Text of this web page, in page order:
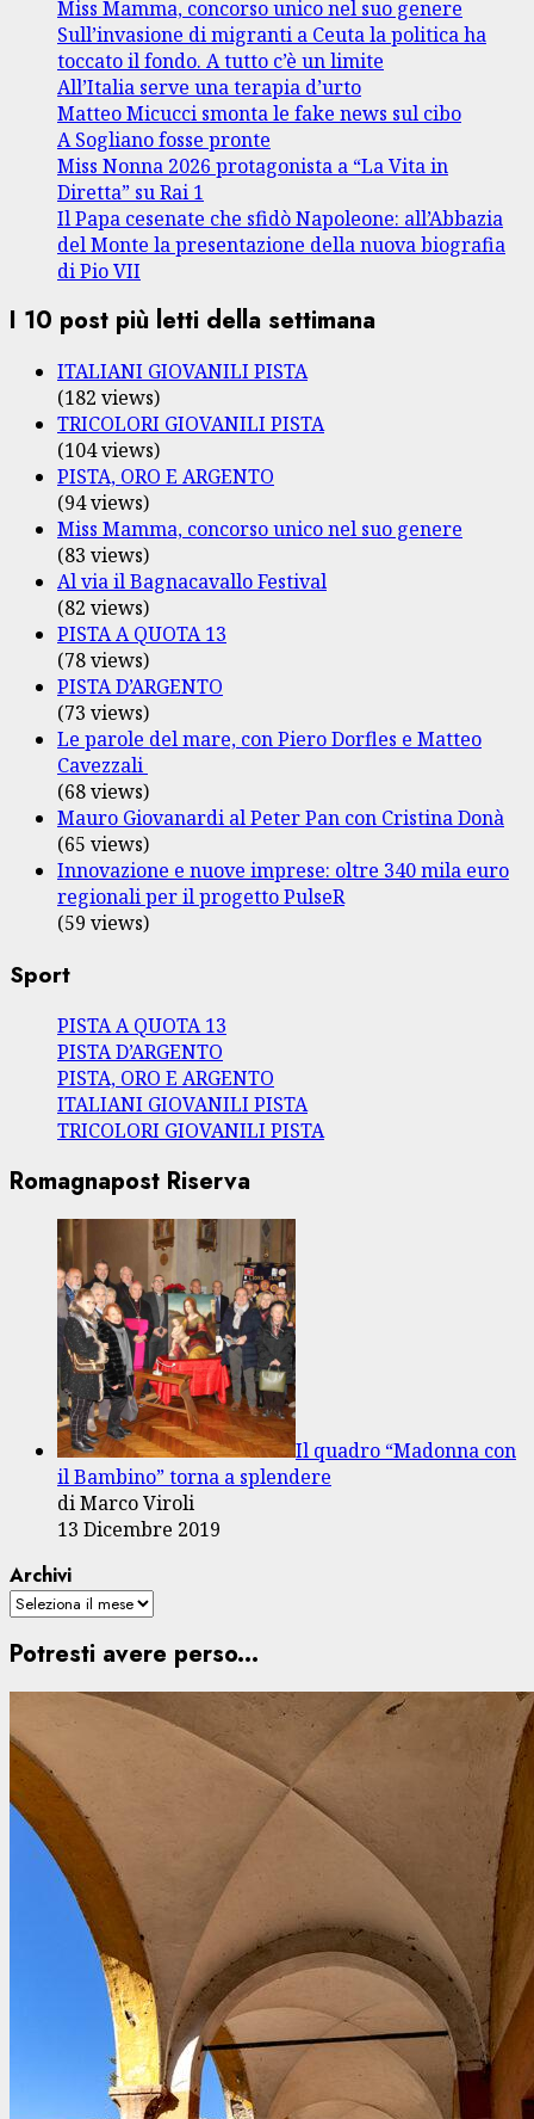
Miss Mamma, concorso unico nel suo genere
Sull’invasione di migranti a Ceuta la politica ha
toccato il fondo. A tutto c’è un limite
All’Italia serve una terapia d’urto
Matteo Micucci smonta le fake news sul cibo
A Sogliano fosse pronte
Miss Nonna 2026 protagonista a “La Vita in
Diretta” su Rai 1
Il Papa cesenate che sfidò Napoleone: all’Abbazia
del Monte la presentazione della nuova biografia
di Pio VII
I 10 post più letti della settimana
ITALIANI GIOVANILI PISTA
(182 views)
TRICOLORI GIOVANILI PISTA
(104 views)
PISTA, ORO E ARGENTO
(94 views)
Miss Mamma, concorso unico nel suo genere
(83 views)
Al via il Bagnacavallo Festival
(82 views)
PISTA A QUOTA 13
(78 views)
PISTA D’ARGENTO
(73 views)
Le parole del mare, con Piero Dorfles e Matteo
Cavezzali
(68 views)
Mauro Giovanardi al Peter Pan con Cristina Donà
(65 views)
Innovazione e nuove imprese: oltre 340 mila euro
regionali per il progetto PulseR
(59 views)
Sport
PISTA A QUOTA 13
PISTA D’ARGENTO
PISTA, ORO E ARGENTO
ITALIANI GIOVANILI PISTA
TRICOLORI GIOVANILI PISTA
Romagnapost Riserva
Il quadro “Madonna con
il Bambino” torna a splendere
di Marco Viroli
13 Dicembre 2019
Archivi
Potresti avere perso...